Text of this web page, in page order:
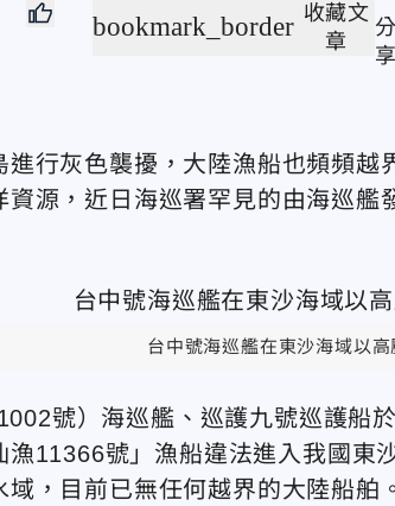
bookmark_border 收藏文
章
分
行灰色襲擾，大陸漁船也頻頻越
源，近日海巡署罕見的由海巡艦
台中號海巡艦在東沙海域以
號）海巡艦、巡護九號巡護船
11366號」漁船違法進入我國東
，目前已無任何越界的大陸船舶。